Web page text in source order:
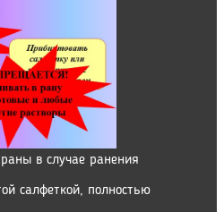
в случае ранения
салфеткой, полностью